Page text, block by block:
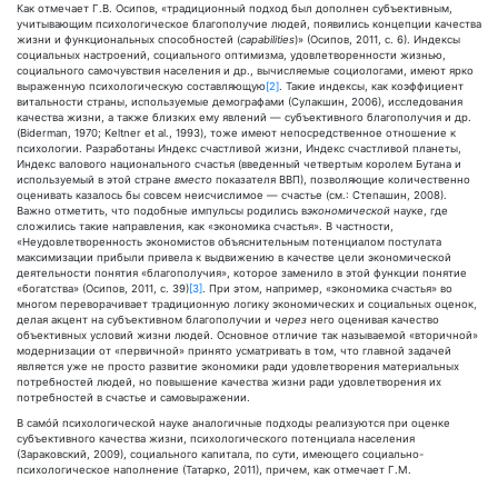
Как отмечает Г.В. Осипов, «традиционный подход был дополнен субъективным,
учитывающим психологическое благополучие людей, появились концепции качества
жизни и функциональных способностей (capabilities)» (Осипов, 2011, с. 6). Индексы
социальных настроений, социального оптимизма, удовлетворенности жизнью,
социального самочувствия населения и др., вычисляемые социологами, имеют ярко
выраженную психологическую составляющую[2] . Такие индексы, как коэффициент
витальности страны, используемые демографами (Сулакшин, 2006), исследования
качества жизни, а также близких ему явлений — субъективного благополучия и др.
(Biderman, 1970; Keltner et al., 1993), тоже имеют непосредственное отношение к
психологии. Разработаны Индекс счастливой жизни, Индекс счастливой планеты,
Индекс валового национального счастья (введенный четвертым королем Бутана и
используемый в этой стране вместо показателя ВВП), позволяющие количественно
оценивать казалось бы совсем неисчислимое — счастье (см.: Степашин, 2008).
Важно отметить, что подобные импульсы родились вэкономической науке, где
сложились такие направления, как «экономика счастья». В частности,
«Неудовлетворенность экономистов объяснительным потенциалом постулата
максимизации прибыли привела к выдвижению в качестве цели экономической
деятельности понятия «благополучия», которое заменило в этой функции понятие
«богатства» (Осипов, 2011, с. 39)[3] . При этом, например, «экономика счастья» во
многом переворачивает традиционную логику экономических и социальных оценок,
делая акцент на субъективном благополучии и через него оценивая качество
объективных условий жизни людей. Основное отличие так называемой «вторичной»
модернизации от «первичной» принято усматривать в том, что главной задачей
является уже не просто развитие экономики ради удовлетворения материальных
потребностей людей, но повышение качества жизни ради удовлетворения их
потребностей в счастье и самовыражении.
В самóй психологической науке аналогичные подходы реализуются при оценке
субъективного качества жизни, психологического потенциала населения
(Зараковский, 2009), социального капитала, по сути, имеющего социально-
психологическое наполнение (Татарко, 2011), причем, как отмечает Г.М.